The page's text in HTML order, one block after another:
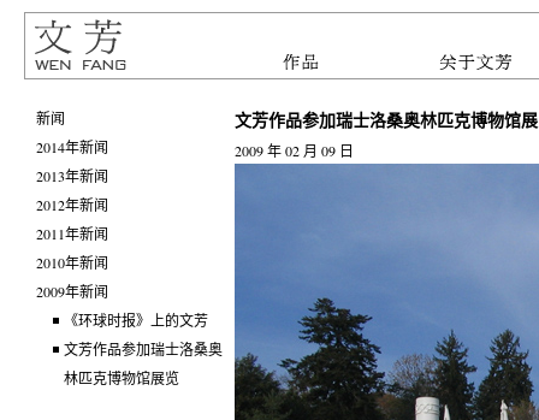
新闻
2014年新闻
2013年新闻
2012年新闻
2011年新闻
2010年新闻
2009年新闻
《环球时报》上的文芳
文芳作品参加瑞士洛桑奥
林匹克博物馆展览
文芳作品参加瑞士洛桑奥林匹克博物馆
2009 年 02 月 09 日